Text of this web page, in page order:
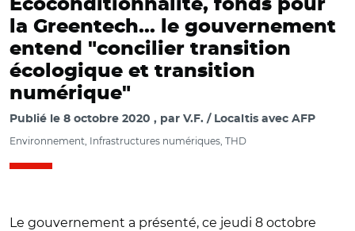
Écoconditionnalité, fonds pour
la Greentech... le gouvernement
entend "concilier transition
écologique et transition
numérique"
Publié le 8 octobre 2020 par V.F. / Localtis avec AFP
Environnement, Infrastructures numériques, THD
Le gouvernement a présenté, ce jeudi 8 octobre